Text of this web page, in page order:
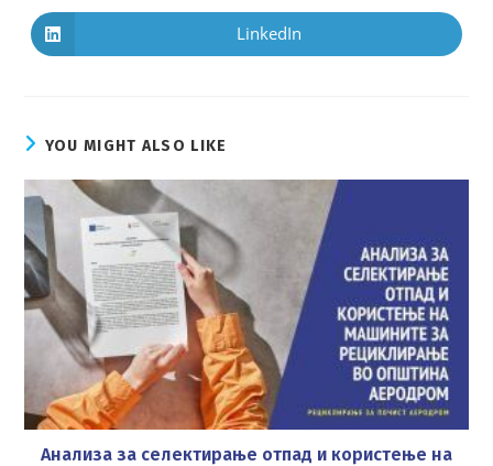
a a
Opens
in
LinkedIn
YOU MIGHT ALSO LIKE
Анализа за селектирање отпад и користење на